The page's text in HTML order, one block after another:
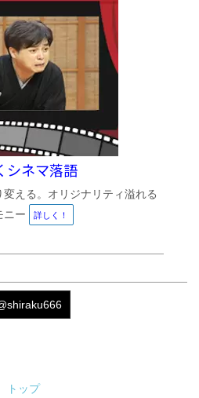
シネマ落語
える。オリジナリティ溢れる
ニー
詳しく！
トップ